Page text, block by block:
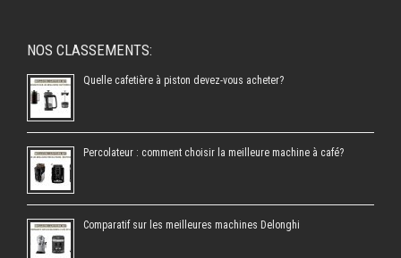
NOS CLASSEMENTS:
Quelle cafetière à piston devez-vous acheter?
Percolateur : comment choisir la meilleure machine à café?
Comparatif sur les meilleures machines Delonghi